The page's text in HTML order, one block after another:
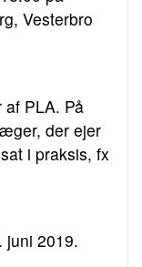
Vesterbro
af PLA. På
der ejer
i praksis, fx
juni 2019.